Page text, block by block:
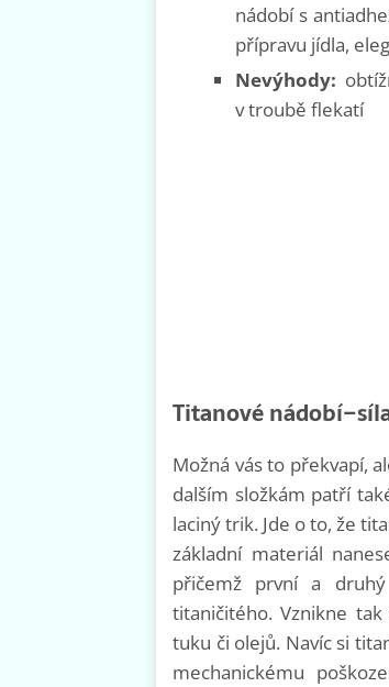
nádobí s
přípravu jídla,
Nevýhody:
v troubě flekatí
Titanové
Možná vás to překvapí,
dalším složkám patří
laciný trik. Jde o to, že
základní materiál
přičemž první a
titaničitého. Vznikne
tuku či olejů. Navíc si
mechanickému